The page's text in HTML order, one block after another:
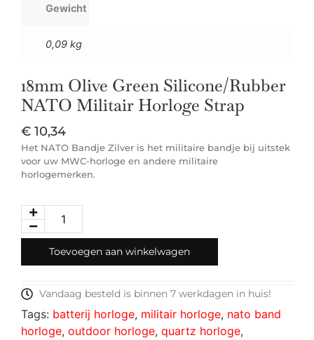
Gewicht
0,09 kg
18mm Olive Green Silicone/Rubber
NATO Militair Horloge Strap
€ 10,34
Het NATO Bandje Zilver is het militaire bandje bij uitstek
voor uw MWC-horloge en andere militaire
horlogemerken.
Toevoegen aan winkelwagen
Vandaag besteld is binnen 7 werkdagen in huis!
Tags: batterij horloge, militair horloge, nato band
horloge, outdoor horloge, quartz horloge,